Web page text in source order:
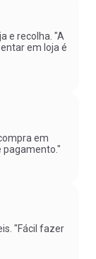
recolha. "A
em loja é
em
pagamento."